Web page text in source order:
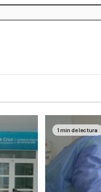
1 min de lectura